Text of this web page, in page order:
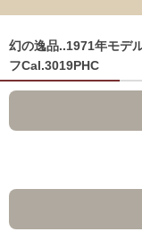
幻の逸品..1971年モデ
フCal.3019PHC